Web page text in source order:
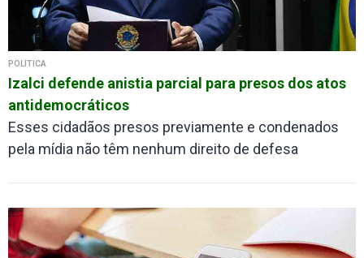
POLÍTICA
Izalci defende anistia parcial para presos dos atos
antidemocráticos
Esses cidadãos presos previamente e condenados
pela mídia não têm nenhum direito de defesa